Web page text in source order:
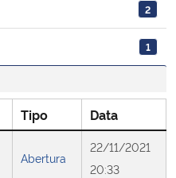
Humanos
2
1
Tipo
Data
Abertura
22/11/2021
20:33